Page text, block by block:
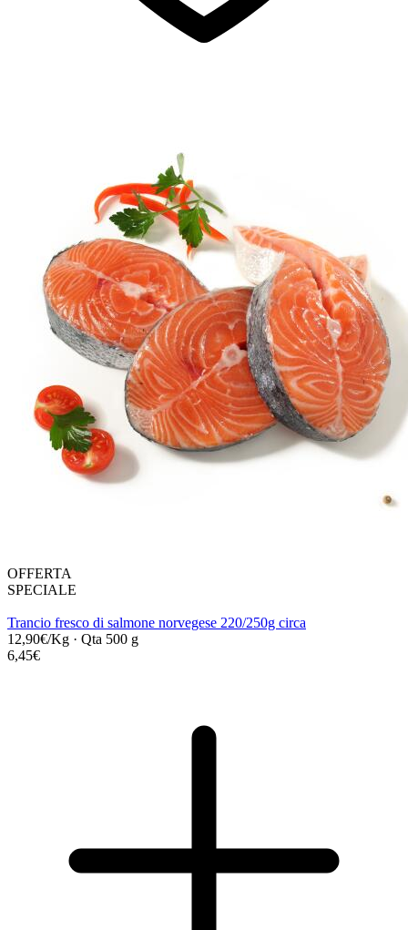
OFFERTA
SPECIALE
Trancio fresco di salmone norvegese 220/250g circa
12,90€/Kg · Qta 500 g
6,45€